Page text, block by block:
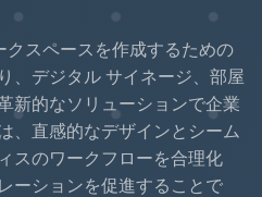
スペースを作成するための
、デジタル サイネージ、部屋
新的なソリューションで企業
、直感的なデザインとシーム
スのワークフローを合理化
ーションを促進することで